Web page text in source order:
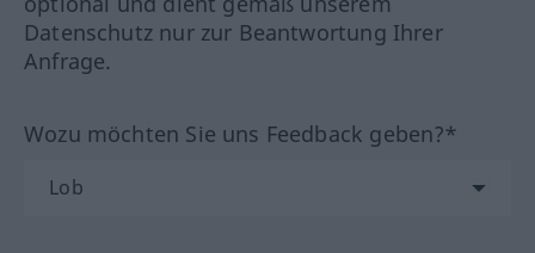
Datenschutz nur zur Beantwortung Ihrer
Anfrage.
Wozu möchten Sie uns Feedback geben?*